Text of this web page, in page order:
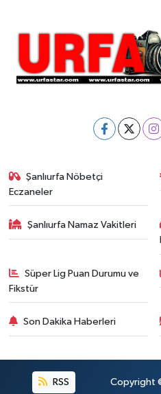
Şanlıurfa Nöbetçi
Eczaneler
Şanlıurfa Namaz Vakitleri
Süper Lig Puan Durumu ve
Fikstür
Son Dakika Haberleri
RSS Copyright